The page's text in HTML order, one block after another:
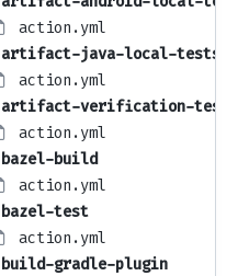
action.yml
artifact-java-local-tests
action.yml
artifact-verification-tests
action.yml
bazel-build
action.yml
bazel-test
action.yml
build-gradle-plugin